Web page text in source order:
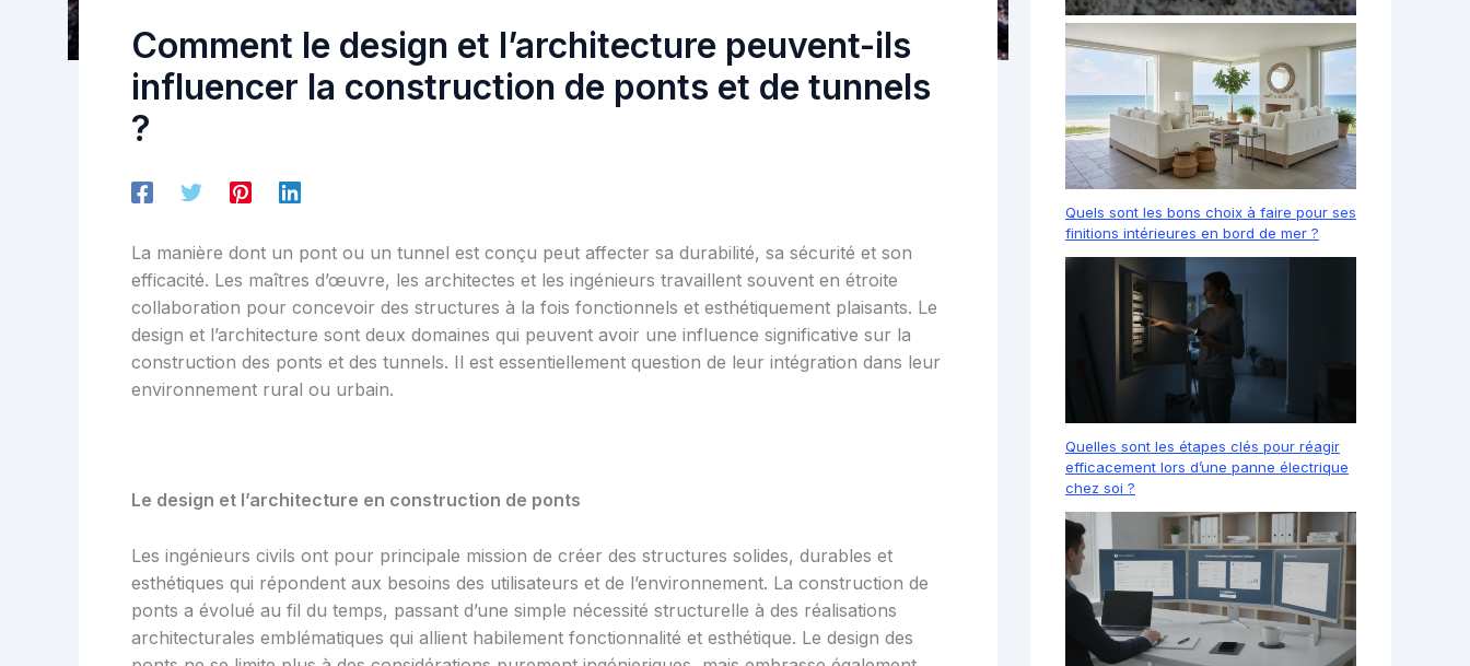
Comment le design et l’architecture peuvent-ils
influencer la construction de ponts et de tunnels
?
La manière dont un pont ou un tunnel est conçu peut affecter sa durabilité, sa sécurité et son
efficacité. Les maîtres d’œuvre, les architectes et les ingénieurs travaillent souvent en étroite
collaboration pour concevoir des structures à la fois fonctionnels et esthétiquement plaisants. Le
design et l’architecture sont deux domaines qui peuvent avoir une influence significative sur la
construction des ponts et des tunnels. Il est essentiellement question de leur intégration dans leur
environnement rural ou urbain.
Le design et l’architecture en construction de ponts
Les ingénieurs civils ont pour principale mission de créer des structures solides, durables et
esthétiques qui répondent aux besoins des utilisateurs et de l’environnement. La construction de
ponts a évolué au fil du temps, passant d’une simple nécessité structurelle à des réalisations
architecturales emblématiques qui allient habilement fonctionnalité et esthétique. Le design des
Quels sont les bons choix à faire pour ses
finitions intérieures en bord de mer ?
Quelles sont les étapes clés pour réagir
efficacement lors d’une panne électrique
chez soi ?